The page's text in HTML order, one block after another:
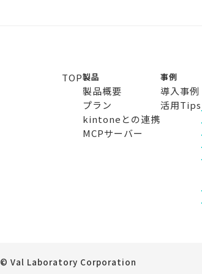
TOP製品
製品概要
プラン
kintoneとの連携
MCPサーバー
事例
導入事例
活用Tips
© Val Laboratory Corporation